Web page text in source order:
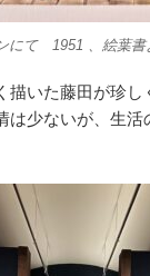
にて 1951 、絵葉書
描いた藤田が珍し
は少ないが、生活